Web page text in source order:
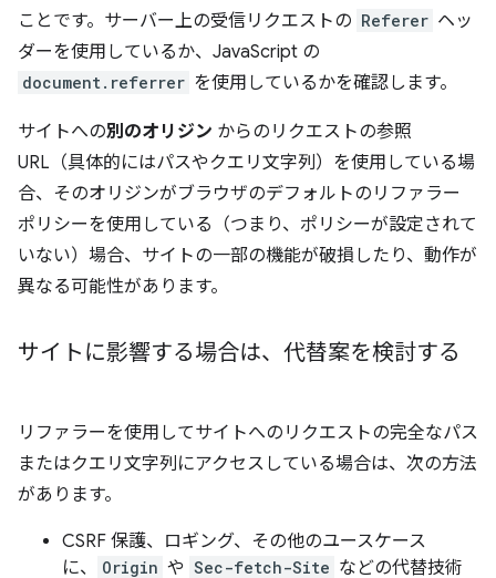
ことです。サーバー上の受信リクエストの Referer ヘッ
ダーを使用しているか、JavaScript の
document.referrer を使用しているかを確認します。
サイトへの別のオリジン からのリクエストの参照
URL（具体的にはパスやクエリ文字列）を使用している場
合、そのオリジンがブラウザのデフォルトのリファラー
ポリシーを使用している（つまり、ポリシーが設定されて
いない）場合、サイトの一部の機能が破損したり、動作が
異なる可能性があります。
サイトに影響する場合は、代替案を検討する
リファラーを使用してサイトへのリクエストの完全なパス
またはクエリ文字列にアクセスしている場合は、次の方法
があります。
CSRF 保護、ロギング、その他のユースケース
に、
Origin や Sec-fetch-Site などの代替技術